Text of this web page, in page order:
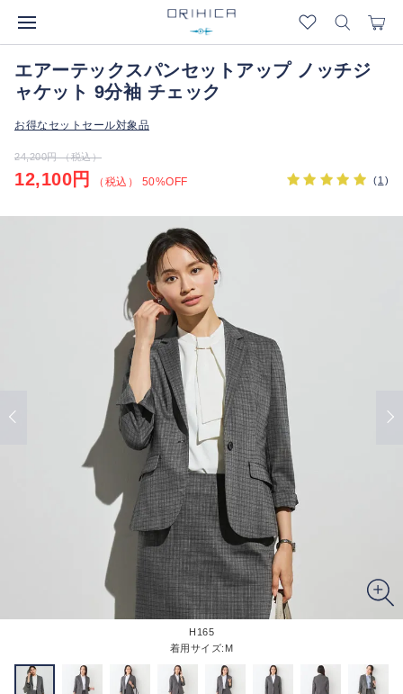
エアーテックスパンセットアップ ノッチジ
ャケット 9分袖 チェック
お得なセットセール対象品
24,200円 （税込）
12,100円 （税込） 50%OFF (1 )
H165
着用サイズ:M